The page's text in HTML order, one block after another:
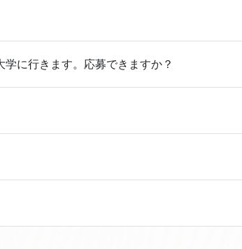
学に行きます。応募できますか？